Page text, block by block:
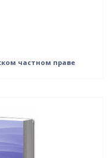
частном праве